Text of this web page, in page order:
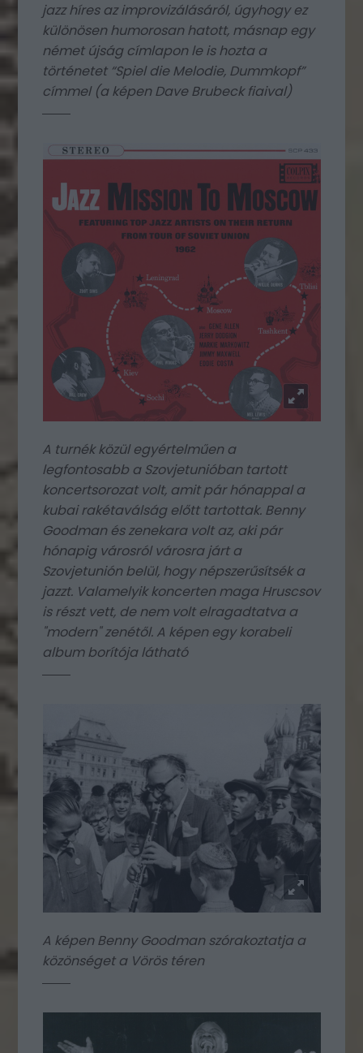
jazz híres az improvizálásáról, úgyhogy ez
különösen humorosan hatott, másnap egy
német újság címlapon le is hozta a
történetet “Spiel die Melodie, Dummkopf”
címmel (a képen Dave Brubeck fiaival)
A turnék közül egyértelműen a
legfontosabb a Szovjetunióban tartott
koncertsorozat volt, amit pár hónappal a
kubai rakétaválság előtt tartottak. Benny
Goodman és zenekara volt az, aki pár
hónapig városról városra járt a
Szovjetunión belül, hogy népszerűsítsék a
jazzt. Valamelyik koncerten maga Hruscsov
is részt vett, de nem volt elragadtatva a
"modern" zenétől. A képen egy korabeli
album borítója látható
A képen Benny Goodman szórakoztatja a
közönséget a Vörös téren